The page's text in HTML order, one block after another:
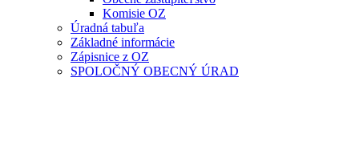
Komisie OZ
Úradná tabuľa
Základné informácie
Zápisnice z OZ
SPOLOČNÝ OBECNÝ ÚRAD